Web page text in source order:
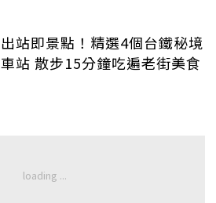
出站即景點！精選4個台鐵秘境
車站 散步15分鐘吃遍老街美食